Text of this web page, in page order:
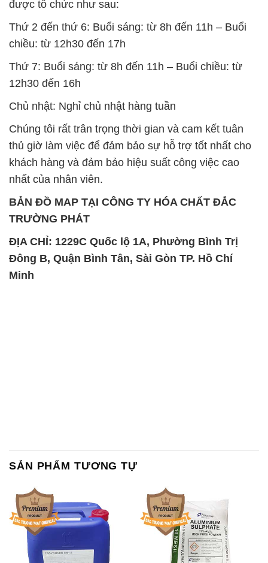
được tổ chức như sau:
Thứ 2 đến thứ 6: Buổi sáng: từ 8h đến 11h – Buổi
chiều: từ 12h30 đến 17h
Thứ 7: Buổi sáng: từ 8h đến 11h – Buổi chiều: từ
12h30 đến 16h
Chủ nhật: Nghỉ chủ nhật hàng tuần
Chúng tôi rất trân trọng thời gian và cam kết tuân
thủ giờ làm việc để đảm bảo sự hỗ trợ tốt nhất cho
khách hàng và đảm bảo hiệu suất công việc cao
nhất của nhân viên.
BẢN ĐỒ MAP TẠI CÔNG TY HÓA CHẤT ĐẮC
TRƯỜNG PHÁT
ĐỊA CHỈ: 1229C Quốc lộ 1A, Phường Bình Trị
Đông B, Quận Bình Tân, Sài Gòn TP. Hồ Chí
Minh
SẢN PHẨM TƯƠNG TỰ